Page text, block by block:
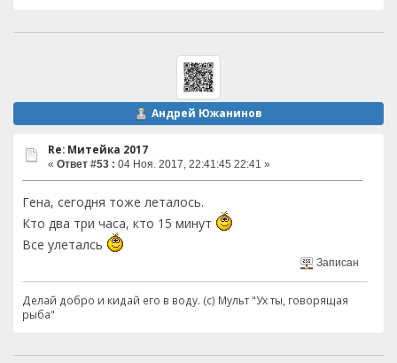
Андрей Южанинов
Re: Митейка 2017
« Ответ #53 : 04 Ноя. 2017, 22:41:45 22:41 »
Гена, сегодня тоже леталось.
Кто два три часа, кто 15 минут
Все улеталсь
Записан
Делай добро и кидай его в воду. (с) Мульт "Ух ты, говорящая
рыба"